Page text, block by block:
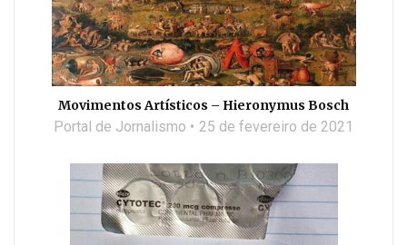
Movimentos Artísticos – Hieronymus Bosch
Portal de Jornalismo 25 de fevereiro de 2021